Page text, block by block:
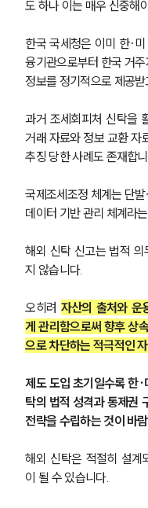
도 하나 이는 매우 신중해
한국 국세청은 이미 한·
융기관으로부터 한국 거
정보를 정기적으로 제공받
과거 조세회피처 신탁을
거래 자료와 정보 교환 자
추징 당한 사례도 존재합
국제조세조정 체계는 단
데이터 기반 관리 체계라
해외 신탁 신고는 법적
지 않습니다.
오히려 자산의 출처와 운
게 관리함으로써 향후 상
으로 차단하는 적극적인
제도 도입 초기일수록 한
탁의 법적 성격과 통제권
전략을 수립하는 것이 바
해외 신탁은 적절히 설계
이 될 수 있습니다.